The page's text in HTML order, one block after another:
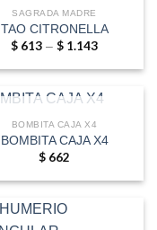
SAGRADA MADRE
TAO CITRONELLA
$ 613 – $ 1.143Price
$ 613
$ 1.143
AGOTADO
BOMBITA CAJA X4
BOMBITA CAJA X4
$ 662